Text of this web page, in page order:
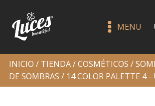
MENU
INICIO / TIENDA/COSMÉTICOS /
DE SOMBRAS / 14 COLOR PALETTE 4 -